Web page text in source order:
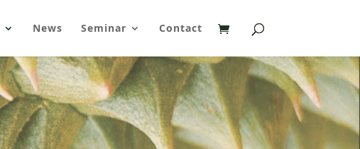
News Seminar Contact